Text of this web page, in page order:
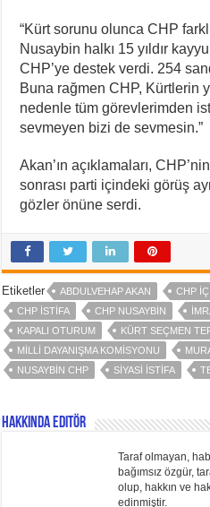
“Kürt sorunu olunca CHP
Nusaybin halkı 15 yıldır
CHP’ye destek verdi. 254
Buna rağmen CHP, Kürtlerin
nedenle tüm görevlerimden
sevmeyen bizi de sevmesin.”
Akan’ın açıklamaları,
sonrası parti içindeki görüş
gözler önüne serdi.
Etiketler ABDULVEHAP AKAN CHP
CHP ISTIFA
CHP NUSAYBIN
KAPALI OTURUM
KÜRT SEÇMEN
MILLI DAYANIŞMA KOMISYONU
NUSAYBIN CHP
SIYASI ISTIFA
Hakkında Editör
Taraf olmayan,
bağımsız özgür,
olup, hakkın ve
edinmiştir.